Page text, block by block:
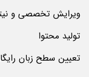
ویرایش تخصصی و
تولید محتوا
تعیین سطح زبان